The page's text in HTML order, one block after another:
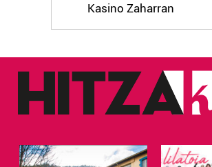
Kasino Zaharran